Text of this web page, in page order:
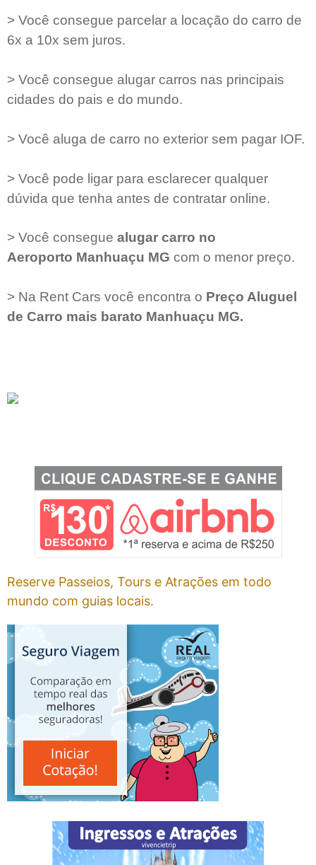
> Você consegue parcelar a locação do carro de
6x a 10x sem juros.
> Você consegue alugar carros nas principais
cidades do pais e do mundo.
> Você aluga de carro no exterior sem pagar IOF.
> Você pode ligar para esclarecer qualquer
dúvida que tenha antes de contratar online.
> Você consegue alugar carro no
Aeroporto Manhuaçu MG com o menor preço.
> Na Rent Cars você encontra o Preço Aluguel
de Carro mais barato Manhuaçu MG.
Reserve Passeios, Tours e Atrações em todo
mundo com guias locais.